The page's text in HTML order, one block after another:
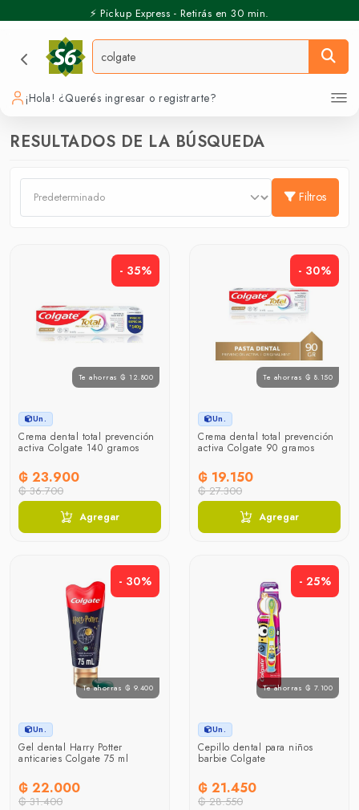
⚡️ Pickup Express - Retirás en 30 min.
¡Hola! ¿Querés ingresar o registrarte?
RESULTADOS DE LA BÚSQUEDA
Filtros
Te ahorras ₲ 12.800
- 35%
Un.
Crema dental total prevención
activa Colgate 140 gramos
₲ 23.900
₲ 36.700
Agregar
Te ahorras ₲ 8.150
- 30%
Un.
Crema dental total prevención
activa Colgate 90 gramos
₲ 19.150
₲ 27.300
Agregar
Te ahorras ₲ 9.400
- 30%
Un.
Gel dental Harry Potter
anticaries Colgate 75 ml
₲ 22.000
₲ 31.400
Te ahorras ₲ 7.100
- 25%
Un.
Cepillo dental para niños
barbie Colgate
₲ 21.450
₲ 28.550